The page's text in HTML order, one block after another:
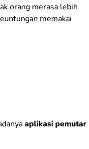
orang merasa lebih
memakai
aplikasi pemutar